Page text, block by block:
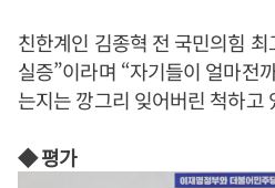
친한계인 김종혁 전 국민의힘
실증”이라며 “자기들이 얼마전
는지는 깡그리 잊어버린 척하고
◆ 평가